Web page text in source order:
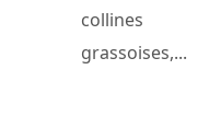
collines
grassoises,...